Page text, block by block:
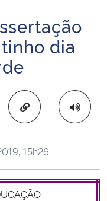
dia
Copiar para área
15h26